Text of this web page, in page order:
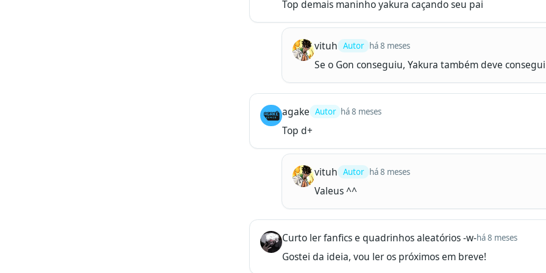
Top demais maninho yakura caçando seu pai
vituh Autor há 8 meses
Se o Gon conseguiu, Yakura também deve
agake Autor há 8 meses
Top d+
vituh Autor há 8 meses
Valeus ^^
Curto ler fanfics e quadrinhos aleatórios -w-há 8 meses
Gostei da ideia, vou ler os próximos em breve!